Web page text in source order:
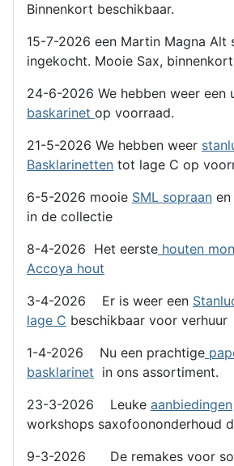
Binnenkort beschikbaar.
15-7-2026 een Martin Magna Alt
ingekocht. Mooie Sax,
24-6-2026 We hebben weer een
baskarinet op voorraad.
21-5-2026 We hebben weer
Basklarinetten tot lage C op
6-5-2026 mooie SML sopraan en
in de collectie
8-4-2026 Het eerste houten
Accoya hout
3-4-2026 Er is weer een
lage C beschikbaar voor verhuur
1-4-2026 Nu een prachtige
basklarinet in ons assortiment.
23-3-2026 Leuke aanbiedingen
workshops saxofoononderhoud
9-3-2026 De remakes voor